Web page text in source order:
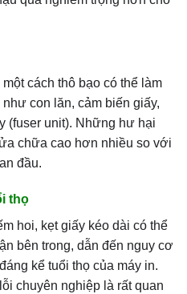
cách thô bạo có thể làm
con lăn, cảm biến giấy,
(fuser unit). Những hư hại
chữa cao hơn nhiều so với
đầu.
thọ
hoi, kẹt giấy kéo dài có thể
bên trong, dẫn đến nguy cơ
kể tuổi thọ của máy in.
chuyên nghiệp là rất quan